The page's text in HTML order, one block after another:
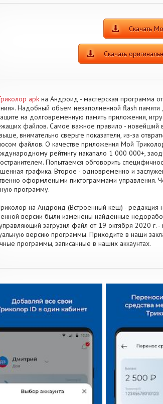
Скачать
Скачать
apk на Андроид - мастерская программа
Надобный объем незаполненной flash
на долговременную память приложения,
файлов. Самое важное правило - новейший
внимательно сверьте показатели, из-за
файлов. О качестве приложения Мой
рейтингу накапало 1 000 000+,
Попытаемся обговорить
графика. Второе - одновременно и
оформлеными пиктограммами управления.
программу.
на Андроид (Встроенный кеш) - редакция
версии были изменены найденные
загрузил файл от 19 октября 2020 г. -
версию программы. Приходите в наши
программы, записанные в наших аккаунтах.